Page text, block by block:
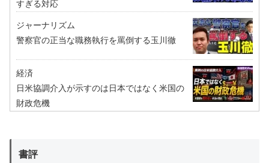
すぎる対応
ジャーナリズム
警察官の正当な職務執行を罵倒する玉川徹
経済
日米協調介入が示すのは日本ではなく米国の
財政危機
書評